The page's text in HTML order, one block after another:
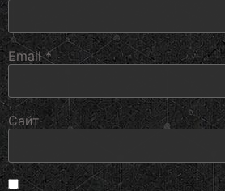
Email*
Сайт